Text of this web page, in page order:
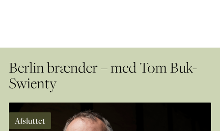
Berlin brænder – med Tom Buk-
Swienty
Afsluttet